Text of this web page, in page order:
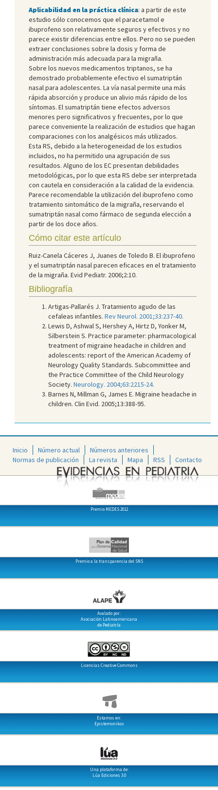
Aplicabilidad en la práctica clínica: a partir de este
estudio sólo conocemos que el paracetamol e
ibuprofeno son relativamente seguros y efectivos y no
parece existir diferencias entre ellos. Pero no se pueden
extraer conclusiones sobre la dosis y forma de
administración más adecuada para la migraña.
Sobre los nuevos medicamentos triptanos, se ha
demostrado probablemente efectivo el sumatriptán
nasal para adolescentes. La vía nasal permite una más
rápida absorción y produce un alivio más rápido de los
síntomas. El sumatriptán tiene efectos adversos
menores pero significativos y frecuentes, por lo que
parece conveniente la realización de estudios que hagan
comparaciones con los analgésicos más utilizados.
Esta RS, debido a la heterogeneidad de los estudios
incluidos, no ha permitido una agrupación de sus
resultados. Alguno de los EC presentan debilidades
metodológicas, por lo que esta RS debe ser interpretada
con cautela en consideración a la calidad de la evidencia.
Parece recomendable la utilización del ibuprofeno como
tratamiento sintomático de la migraña, reservando el
sumatriptán nasal como fármaco de segunda elección a
partir de los doce años.
Cómo citar este artículo
Ruiz-Canela Cáceres J, Juanes de Toledo B. El ibuprofeno
y el sumatriptán nasal parecen eficaces en el tratamiento
de la migraña. Evid Pediatr. 2006;2:10.
Bibliografía
Artigas-Pallarés J. Tratamiento agudo de las
cefaleas infantiles. Rev Neurol. 2001;33:237-40.
Lewis D, Ashwal S, Hershey A, Hirtz D, Yonker M,
Silberstein S. Practice parameter: pharmacological
treatment of migraine headache in children and
adolescents: report of the American Academy of
Neurology Quality Standards. Subcommittee and
the Practice Committee of the Child Neurology
Society. Neurology. 2004;63:2215-24.
Barnes N, Millman G, James E. Migraine headache in
children. Clin Evid. 2005;13:388-95.
Inicio Número actual
Números anteriores
Normas de publicación
La revista Mapa RSS Contacto
Premio MEDES 2012
Premio a la transparencia del SNS
Avalado por:
Asociación Latinoamericana
de Pediatría
Licencias Creative Commons
Estamos en:
Epistemonikos
Una plataforma de:
Lúa Ediciones 3.0